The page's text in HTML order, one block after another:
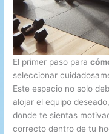
El primer paso para
seleccionar
Este espacio no solo
alojar el equipo
donde te sientas
correcto dentro de tu